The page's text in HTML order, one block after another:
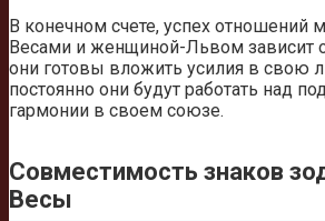
В конечном счете, успех
Весами и женщиной-Львом зависит
они готовы вложить усилия в свою
постоянно они будут работать над
гармонии в своем союзе.
Совместимость знаков
Весы